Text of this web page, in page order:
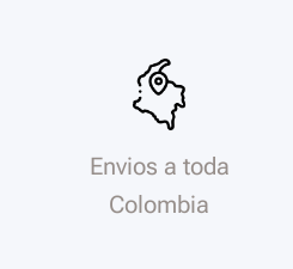
Envios a toda
Colombia